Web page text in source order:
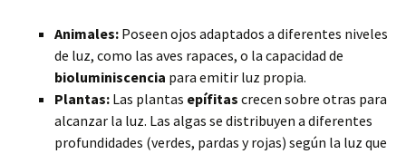
Animales: Poseen ojos adaptados a diferentes niveles
de luz, como las aves rapaces, o la capacidad de
bioluminiscencia para emitir luz propia.
Plantas: Las plantas epífitas crecen sobre otras para
alcanzar la luz. Las algas se distribuyen a diferentes
profundidades (verdes, pardas y rojas) según la luz que